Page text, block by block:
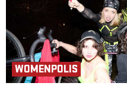
WOMENPOLIS